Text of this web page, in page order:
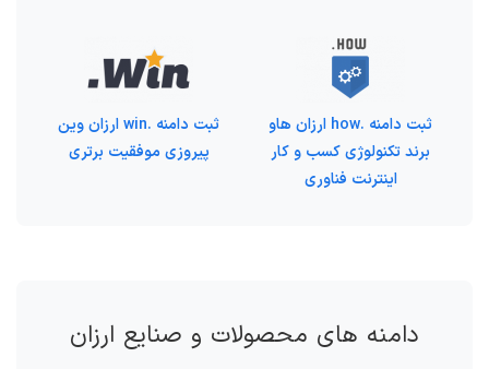
ثبت دامنه .how ارزان هاو
برند تکنولوژی کسب و کار
اینترنت فناوری
ثبت دامنه .win ارزان وین
پیروزی موفقیت برتری
دامنه های محصولات و صنایع ارزان